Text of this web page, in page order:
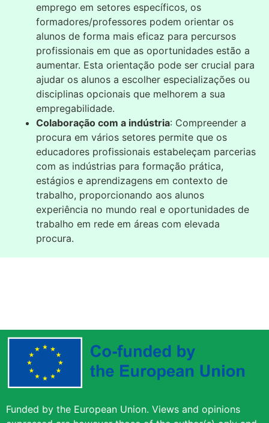
emprego em setores específicos, os
formadores/professores podem orientar os
alunos de forma mais eficaz para percursos
profissionais em que as oportunidades estão a
aumentar. Esta orientação pode ser crucial para
ajudar os alunos a escolher especializações ou
disciplinas opcionais que melhorem a sua
empregabilidade.
Colaboração com a indústria: Compreender a
procura em vários setores permite que os
educadores profissionais estabeleçam parcerias
com as indústrias para formação prática,
estágios e aprendizagens em contexto de
trabalho, proporcionando aos alunos
experiência no mundo real e oportunidades de
trabalho em rede em áreas com elevada
procura.
Funded by the European Union. Views and opinions